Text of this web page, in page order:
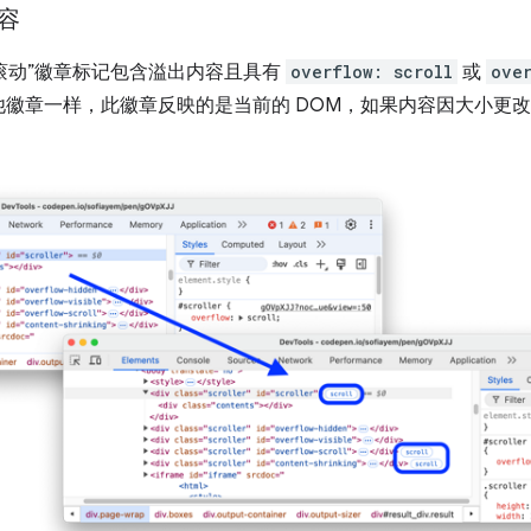
动”徽章标记包含溢出内容且具有 overflow: scroll 或
徽章一样，此徽章反映的是当前的 DOM，如果内容因大小更